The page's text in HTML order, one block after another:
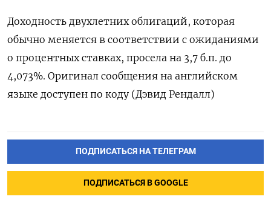
Доходность двухлетних облигаций, которая
обычно меняется в соответствии с ожиданиями
о процентных ставках, просела на 3,7 б.п. до
4,073%. Оригинал сообщения на английском
языке доступен по коду (Дэвид Рендалл)
ПОДПИСАТЬСЯ НА ТЕЛЕГРАМ
ПОДПИСАТЬСЯ В GOOGLE